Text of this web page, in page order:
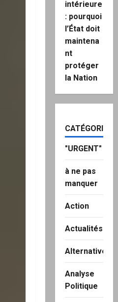
intérieure
: pourquoi
l’État doit
maintena
nt
protéger
la Nation
CATÉGORIES
"URGENT"
à ne pas
manquer
Action
Actualités
Alternatives
Analyse
Politique